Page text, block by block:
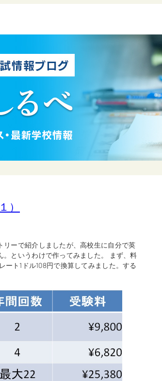
ーで紹介しましたが、高校生に自分で英
というわけで作ってみました。 まず、料
ート1ドル108円で換算してみました。する